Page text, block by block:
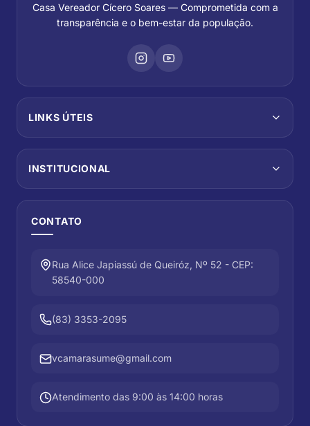
Casa Vereador Cícero Soares — Comprometida com a
transparência e o bem-estar da população.
LINKS ÚTEIS
INSTITUCIONAL
CONTATO
Rua Alice Japiassú de Queiróz, Nº 52 - CEP:
58540-000
(83) 3353-2095
vcamarasume@gmail.com
Atendimento das 9:00 às 14:00 horas